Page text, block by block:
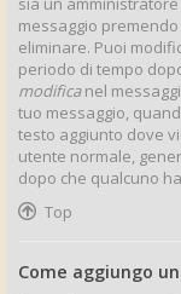
messaggio
eliminare. Puoi
periodo di tempo
modificanel
tuo messaggio,
testo aggiunto dove
utente normale,
dopo che qualcuno
Top
Come aggiungo